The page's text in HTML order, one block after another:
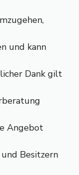
und kann
Dank gilt
Angebot
Besitzern